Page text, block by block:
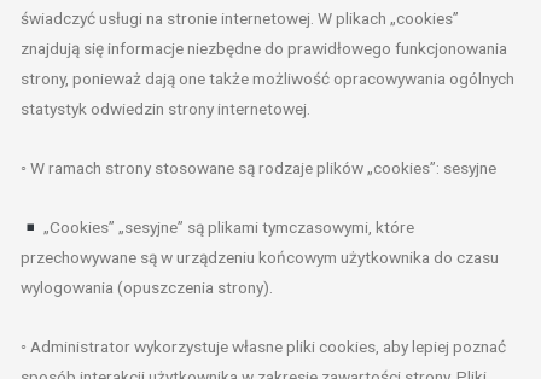
świadczyć usługi na stronie internetowej. W plikach „cookies”
znajdują się informacje niezbędne do prawidłowego funkcjonowania
strony, ponieważ dają one także możliwość opracowywania ogólnych
statystyk odwiedzin strony internetowej.
◦ W ramach strony stosowane są rodzaje plików „cookies”: sesyjne
„Cookies” „sesyjne” są plikami tymczasowymi, które
przechowywane są w urządzeniu końcowym użytkownika do czasu
wylogowania (opuszczenia strony).
◦ Administrator wykorzystuje własne pliki cookies, aby lepiej poznać